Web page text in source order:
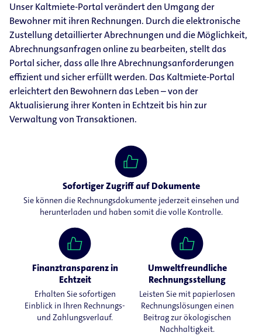
Unser Kaltmiete-Portal verändert den Umgang der
Bewohner mit ihren Rechnungen. Durch die elektronische
Zustellung detaillierter Abrechnungen und die Möglichkeit,
Abrechnungsanfragen online zu bearbeiten, stellt das
Portal sicher, dass alle Ihre Abrechnungsanforderungen
effizient und sicher erfüllt werden. Das Kaltmiete-Portal
erleichtert den Bewohnern das Leben – von der
Aktualisierung ihrer Konten in Echtzeit bis hin zur
Verwaltung von Transaktionen.
Sofortiger Zugriff auf Dokumente
Sie können die Rechnungsdokumente jederzeit einsehen und
herunterladen und haben somit die volle Kontrolle.
Finanztransparenz in
Echtzeit
Erhalten Sie sofortigen
Einblick in Ihren Rechnungs-
und Zahlungsverlauf.
Umweltfreundliche
Rechnungsstellung
Leisten Sie mit papierlosen
Rechnungslösungen einen
Beitrag zur ökologischen
Nachhaltigkeit.